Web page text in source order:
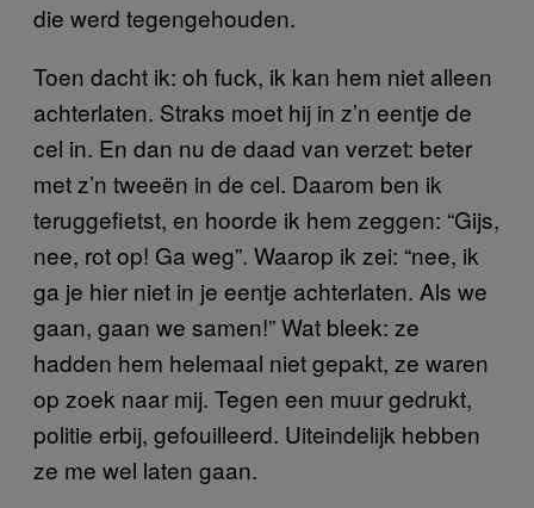
die werd tegengehouden.
Toen dacht ik: oh fuck, ik kan hem niet alleen
achterlaten. Straks moet hij in z’n eentje de
cel in. En dan nu de daad van verzet: beter
met z’n tweeën in de cel. Daarom ben ik
teruggefietst, en hoorde ik hem zeggen: “Gijs,
nee, rot op! Ga weg”. Waarop ik zei: “nee, ik
ga je hier niet in je eentje achterlaten. Als we
gaan, gaan we samen!” Wat bleek: ze
hadden hem helemaal niet gepakt, ze waren
op zoek naar mij. Tegen een muur gedrukt,
politie erbij, gefouilleerd. Uiteindelijk hebben
ze me wel laten gaan.